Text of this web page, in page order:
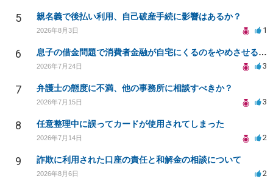
5 親名義で後払い利用、自己破産手続に影響はあるか？
2026年8月3日 1
6 息子の借金問題で消費者金融が自宅にくるのをやめさせる方法はないですか？
2026年7月24日 3
7 弁護士の態度に不満、他の事務所に相談すべきか？
2026年7月15日 3
8 任意整理中に誤ってカードが使用されてしまった
2026年7月14日 2
9 詐欺に利用された口座の責任と和解金の相談について
2026年8月6日 2